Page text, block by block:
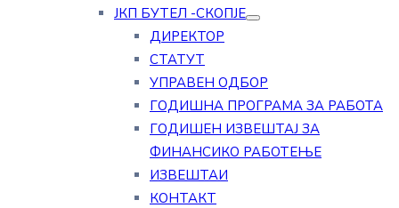
ЈКП БУТЕЛ -СКОПЈЕ
ДИРЕКТОР
СТАТУТ
УПРАВЕН ОДБОР
ГОДИШНА ПРОГРАМА ЗА РАБОТА
ГОДИШЕН ИЗВЕШТАЈ ЗА
ФИНАНСИКО РАБОТЕЊЕ
ИЗВЕШТАИ
КОНТАКТ